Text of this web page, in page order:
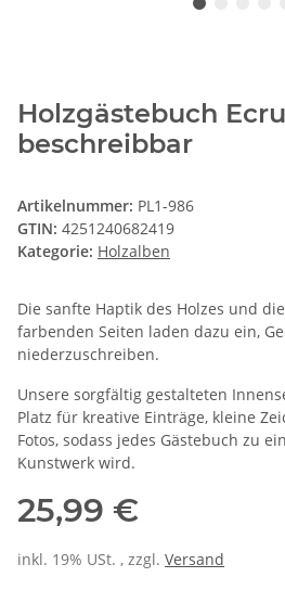
Holzgästebuch
beschreibbar
Artikelnummer: PL1-986
GTIN: 4251240682419
Kategorie: Holzalben
Die sanfte Haptik des Holzes und
farbenden Seiten laden dazu ein,
niederzuschreiben.
Unsere sorgfältig gestalteten
Platz für kreative Einträge, kleine
Fotos, sodass jedes Gästebuch zu
Kunstwerk wird.
25,99 €
inkl. 19% USt. , zzgl. Versand